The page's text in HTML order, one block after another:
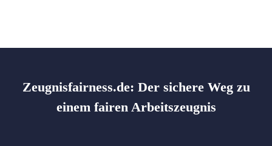
Zeugnisfairness.de: Der sichere Weg zu
einem fairen Arbeitszeugnis